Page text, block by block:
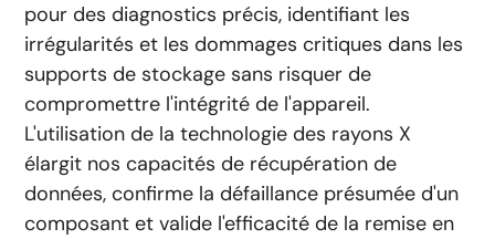
pour des diagnostics précis, identifiant les
irrégularités et les dommages critiques dans les
supports de stockage sans risquer de
compromettre l'intégrité de l'appareil.
L'utilisation de la technologie des rayons X
élargit nos capacités de récupération de
données, confirme la défaillance présumée d'un
composant et valide l'efficacité de la remise en